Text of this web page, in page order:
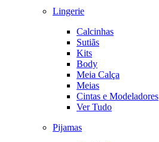
Lingerie
Calcinhas
Sutiãs
Kits
Body
Meia Calça
Meias
Cintas e Modeladores
Ver Tudo
Pijamas